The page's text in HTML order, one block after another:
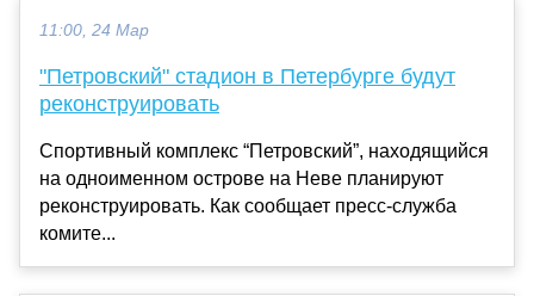
11:00, 24 Мар
"Петровский" стадион в Петербурге будут
реконструировать
Спортивный комплекс “Петровский”, находящийся
на одноименном острове на Неве планируют
реконструировать. Как сообщает пресс-служба
комите...